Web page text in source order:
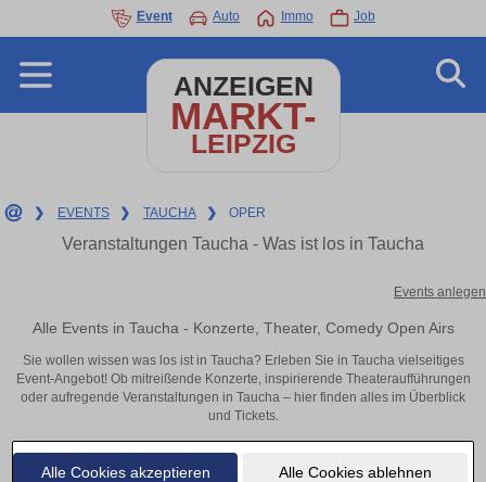
Alle Cookies akzeptieren Alle Cookies ablehnen
Event Auto Immo Job
ANZEIGEN
MARKT-
LEIPZIG
❯ EVENTS ❯ TAUCHA ❯ OPER
Veranstaltungen Taucha - Was ist los in Taucha
Events anlegen
Alle Events in Taucha - Konzerte, Theater, Comedy Open Airs
Sie wollen wissen was los ist in Taucha? Erleben Sie in Taucha vielseitiges
Event-Angebot! Ob mitreißende Konzerte, inspirierende Theateraufführungen
oder aufregende Veranstaltungen in Taucha – hier finden alles im Überblick
und Tickets.